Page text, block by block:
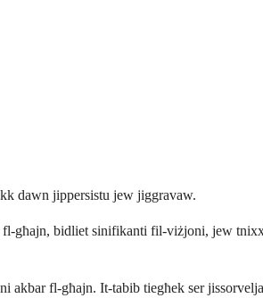
dawn jippersistu jew jiggravaw.
għajn, bidliet sinifikanti fil-viżjoni, jew
akbar fl-għajn. It-tabib tiegħek ser